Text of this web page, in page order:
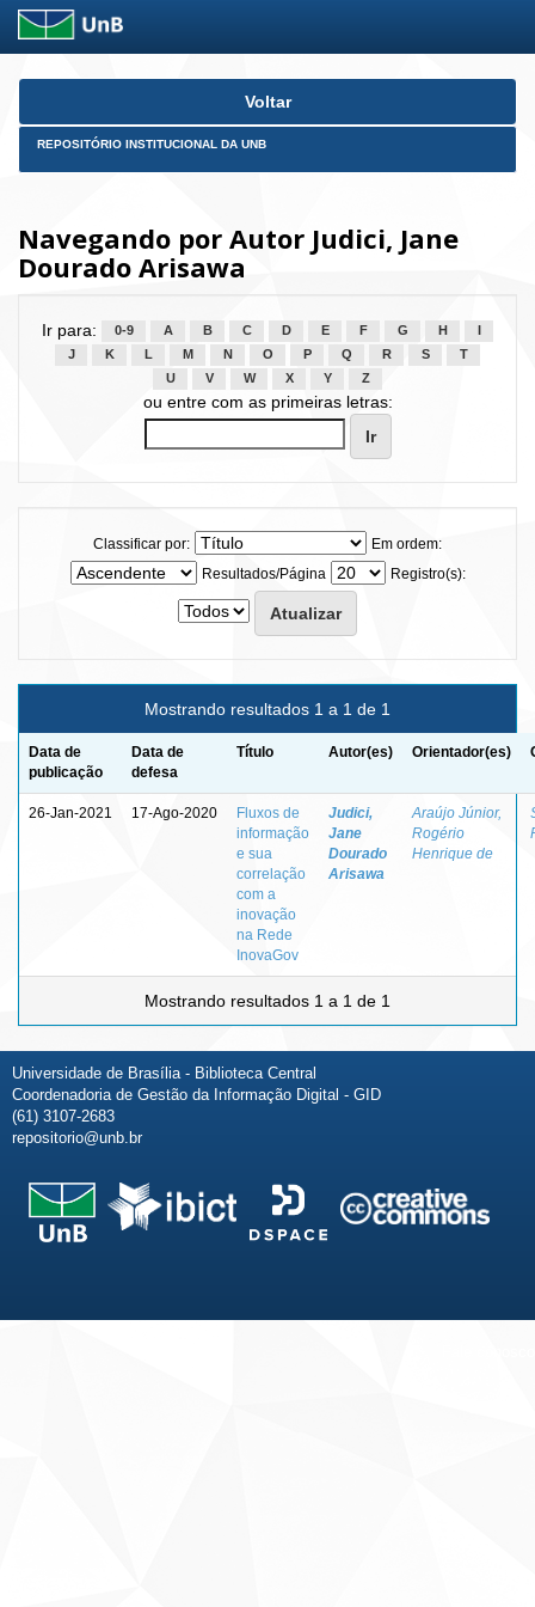
Skip
Voltar
REPOSITÓRIO INSTITUCIONAL DA UNB
Navegando por Autor Judici, Jane
Dourado Arisawa
Ir para: 0-9 A B C D E F G H
J
K L M N O P Q R S
T
U
V W X Y Z
ou entre com as primeiras letras:
Classificar por:
Em ordem:
Resultados/Página
Registro(s):
Mostrando resultados 1 a 1 de 1
Data de
publicação
Data de
defesa
Título Autor(es) Orientador(es)
26-Jan-2021 17-Ago-2020
Fluxos de
informação
e sua
correlação
com a
inovação
na Rede
InovaGov
Judici,
Jane
Dourado
Arisawa
Araújo Júnior,
Rogério
Henrique de
Mostrando resultados 1 a 1 de 1
Universidade de Brasília - Biblioteca Central
Coordenadoria de Gestão da Informação Digital - GID
(61) 3107-2683
repositorio@unb.br